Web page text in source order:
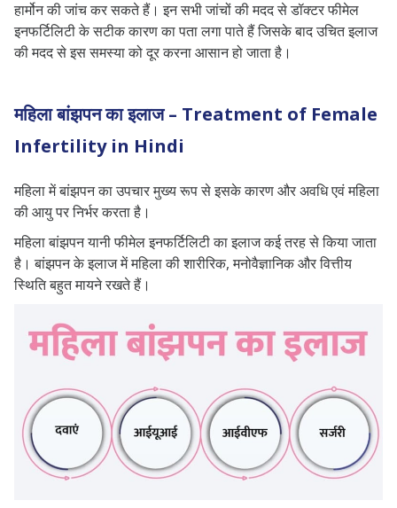
हार्मोन की जांच कर सकते हैं।इन सभी जांचों की मदद से डॉक्टर फीमेल
इनफर्टिलिटी के सटीक कारण का पता लगा पाते हैं जिसके बाद उचित इलाज
की मदद से इस समस्या को दूर करना आसान हो जाता है।
महिला बांझपन का इलाज – Treatment of Female
Infertility in Hindi
महिला में बांझपन का उपचार मुख्य रूप से इसके कारण और अवधि एवं महिला
की आयु पर निर्भर करता है।
महिला बांझपन यानी फीमेल इनफर्टिलिटी का इलाज कई तरह से किया जाता
है। बांझपन के इलाज में महिला की शारीरिक, मनोवैज्ञानिक और वित्तीय
स्थिति बहुत मायने रखते हैं।